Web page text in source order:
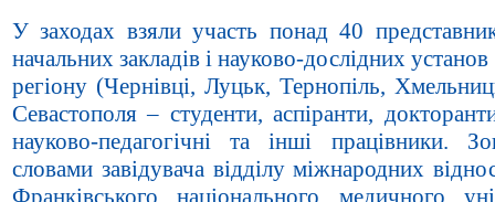
У заходах взяли участь понад 40
начальних закладів і науково-дослідних
регіону (Чернівці, Луцьк, Тернопіль,
Севастополя – студенти, аспіранти,
науково-педагогічні та інші працівники.
словами завідувача відділу міжнародних
Франківського національного медичного